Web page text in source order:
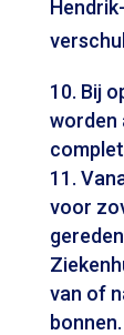
Bij
worden
voor
van of
bonnen.